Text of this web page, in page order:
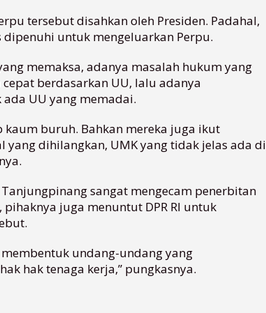
tersebut disahkan oleh Presiden. Padahal,
untuk mengeluarkan Perpu.
memaksa, adanya masalah hukum yang
berdasarkan UU, lalu adanya
UU yang memadai.
kaum buruh. Bahkan mereka juga ikut
yang dihilangkan, UMK yang tidak jelas ada di
sangat mengecam penerbitan
juga menuntut DPR RI untuk
undang-undang yang
hak tenaga kerja,” pungkasnya.